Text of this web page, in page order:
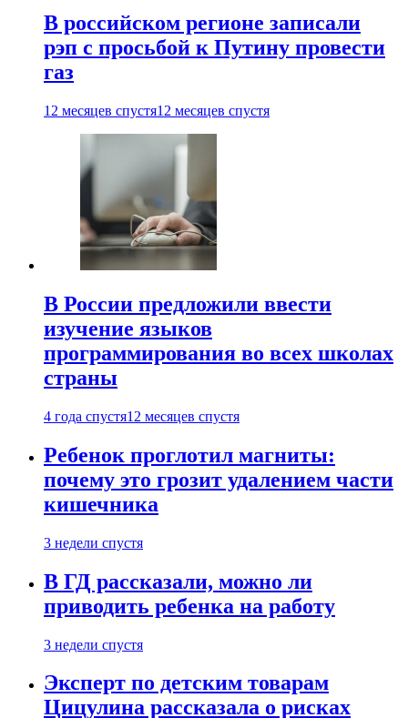
В российском регионе записали
рэп с просьбой к Путину провести
газ
12 месяцев спустя12 месяцев спустя
В России предложили ввести
изучение языков
программирования во всех школах
страны
4 года спустя12 месяцев спустя
Ребенок проглотил магниты:
почему это грозит удалением части
кишечника
3 недели спустя
В ГД рассказали, можно ли
приводить ребенка на работу
3 недели спустя
Эксперт по детским товарам
Цицулина рассказала о рисках